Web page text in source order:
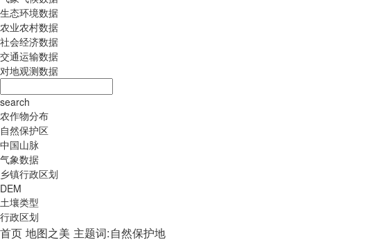
生态环境数据
农业农村数据
社会经济数据
交通运输数据
对地观测数据
search
农作物分布
自然保护区
中国山脉
气象数据
乡镇行政区划
DEM
土壤类型
行政区划
首页 地图之美 主题词:自然保护地